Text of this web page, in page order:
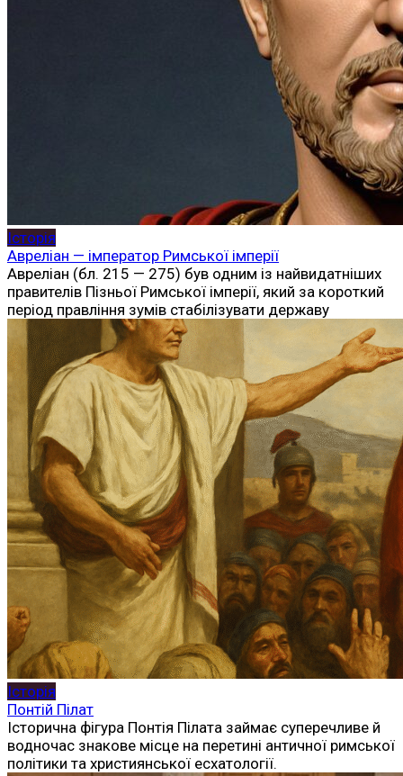
Історія
Авреліан — імператор Римської імперії
Авреліан (бл. 215 — 275) був одним із найвидатніших
правителів Пізньої Римської імперії, який за короткий
період правління зумів стабілізувати державу
Історія
Понтій Пілат
Історична фігура Понтія Пілата займає суперечливе й
водночас знакове місце на перетині античної римської
політики та християнської есхатології.